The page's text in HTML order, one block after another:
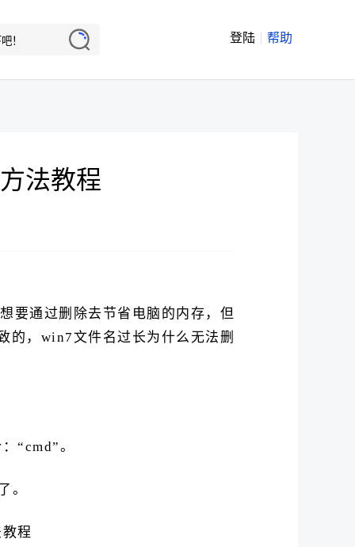
登陆 帮助
法教程
要通过删除去节省电脑的内存，但
的，win7文件名过长为什么无法删
“cmd”。
。